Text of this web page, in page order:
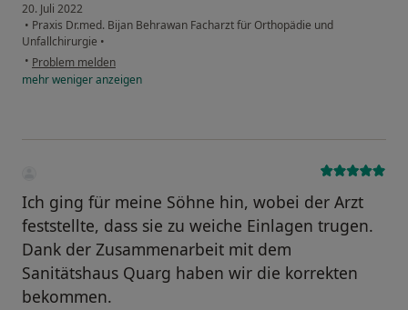
20. Juli 2022
• Praxis Dr.med. Bijan Behrawan Facharzt für Orthopädie und
Unfallchirurgie •
• Problem melden
mehrwenigeranzeigen
Ich ging für meine Söhne hin, wobei der Arzt
feststellte, dass sie zu weiche Einlagen trugen.
Dank der Zusammenarbeit mit dem
Sanitätshaus Quarg haben wir die korrekten
bekommen.